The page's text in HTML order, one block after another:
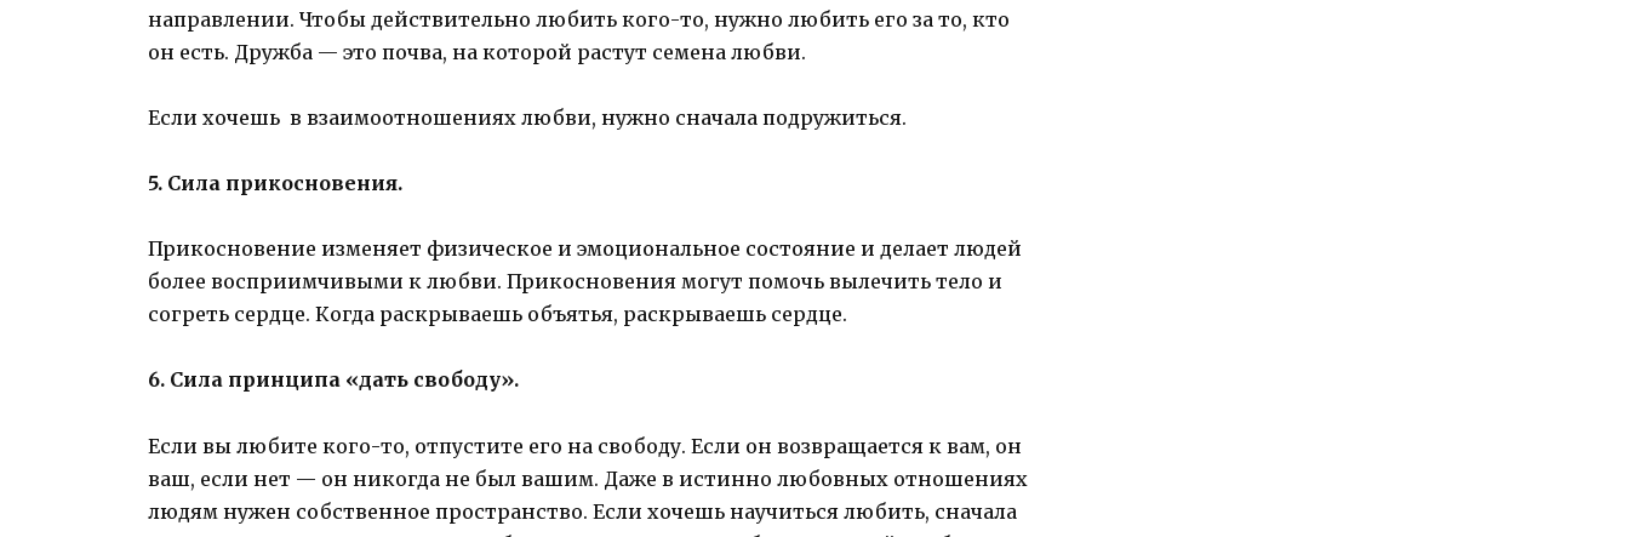
направлении. Чтобы действительно любить кого-то, нужно любить его за то, кто
он есть. Дружба — это почва, на которой растут семена любви.
Если хочешь в взаимоотношениях любви, нужно сначала подружиться.
5. Сила прикосновения.
Прикосновение изменяет физическое и эмоциональное состояние и делает людей
более восприимчивыми к любви. Прикосновения могут помочь вылечить тело и
согреть сердце. Когда раскрываешь объятья, раскрываешь сердце.
6. Сила принципа «дать свободу».
Если вы любите кого-то, отпустите его на свободу. Если он возвращается к вам, он
ваш, если нет — он никогда не был вашим. Даже в истинно любовных отношениях
людям нужен собственное пространство. Если хочешь научиться любить, сначала